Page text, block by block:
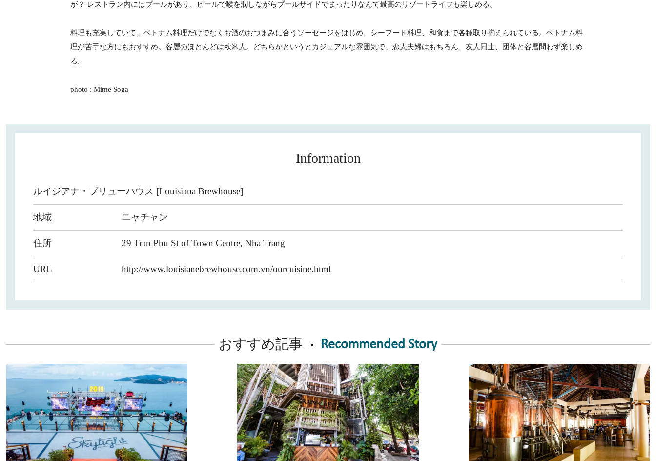
が？ レストラン内にはプールがあり、ビールで喉を潤しながらプールサイドでまったりなんて最高のリゾートライフも楽しめる。
料理も充実していて、ベトナム料理だけでなくお酒のおつまみに合うソーセージをはじめ、シーフード料理、和食まで各種取り揃えられている。ベトナム料
理が苦手な方にもおすすめ。客層のほとんどは欧米人。どちらかというとカジュアルな雰囲気で、恋人夫婦はもちろん、友人同士、団体と客層問わず楽しめ
る。
photo : Mime Soga
Information
ルイジアナ・ブリューハウス [Louisiana Brewhouse]
地域 ニャチャン
住所 29 Tran Phu St of Town Centre, Nha Trang
URL http://www.louisianebrewhouse.com.vn/ourcuisine.html
おすすめ記事 Recommended Story